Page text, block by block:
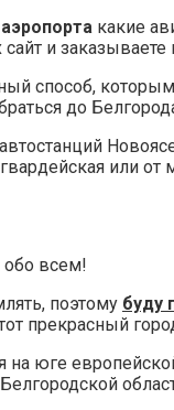
какие
сайт и
способ,
до
или
обо всем!
поэтому буду
прекрасный
на юге